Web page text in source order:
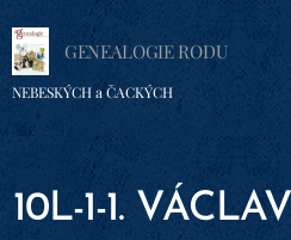
GENEALOGIE RODU
NEBESKÝCH a ČACKÝCH
10L-1-1. VÁCLAV